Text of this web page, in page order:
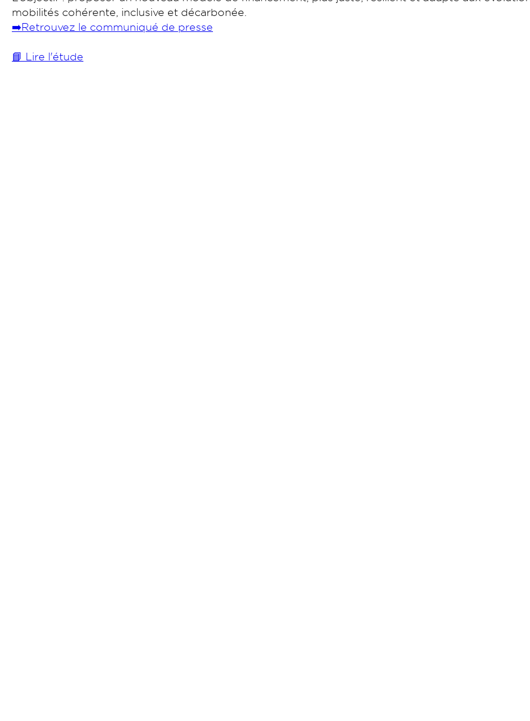
mobilités cohérente, inclusive et décarbonée.
➡️Retrouvez le communiqué de presse
📘 Lire l'étude